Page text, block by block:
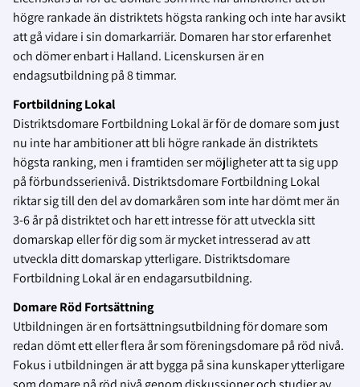
högre rankade än distriktets högsta ranking och inte har avsikt
att gå vidare i sin domarkarriär. Domaren har stor erfarenhet
och dömer enbart i Halland. Licenskursen är en
endagsutbildning på 8 timmar.
Fortbildning Lokal
Distriktsdomare Fortbildning Lokal är för de domare som just
nu inte har ambitioner att bli högre rankade än distriktets
högsta ranking, men i framtiden ser möjligheter att ta sig upp
på förbundsserienivå. Distriktsdomare Fortbildning Lokal
riktar sig till den del av domarkåren som inte har dömt mer än
3-6 år på distriktet och har ett intresse för att utveckla sitt
domarskap eller för dig som är mycket intresserad av att
utveckla ditt domarskap ytterligare. Distriktsdomare
Fortbildning Lokal är en endagarsutbildning.
Domare Röd Fortsättning
Utbildningen är en fortsättningsutbildning för domare som
redan dömt ett eller flera år som föreningsdomare på röd nivå.
Fokus i utbildningen är att bygga på sina kunskaper ytterligare